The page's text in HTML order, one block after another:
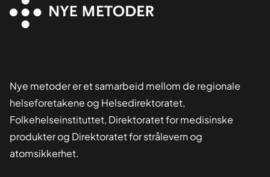
Nye metoder er et samarbeid mellom de regionale
helseforetakene og Helsedirektoratet,
Folkehelseinstituttet, Direktoratet for medisinske
produkter og Direktoratet for strålevern og
atomsikkerhet.